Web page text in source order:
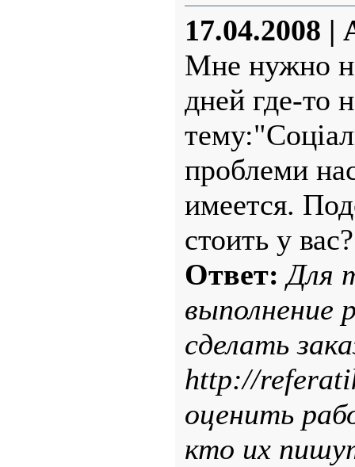
17.04.2008 |
Мне нужно
дней где-то
проблеми
имеется.
стоить у вас?
Ответ: Для
выполнение
сделать
http://
оценить
кто их